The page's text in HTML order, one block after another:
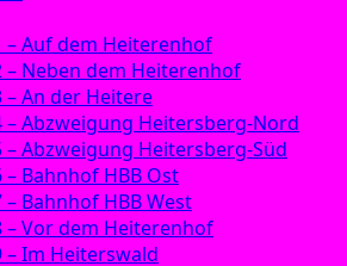
– Auf dem Heiterenhof
– Neben dem Heiterenhof
– An der Heitere
– Abzweigung Heitersberg-Nord
– Abzweigung Heitersberg-Süd
Bahnhof HBB Ost
Bahnhof HBB West
– Vor dem Heiterenhof
– Im Heiterswald